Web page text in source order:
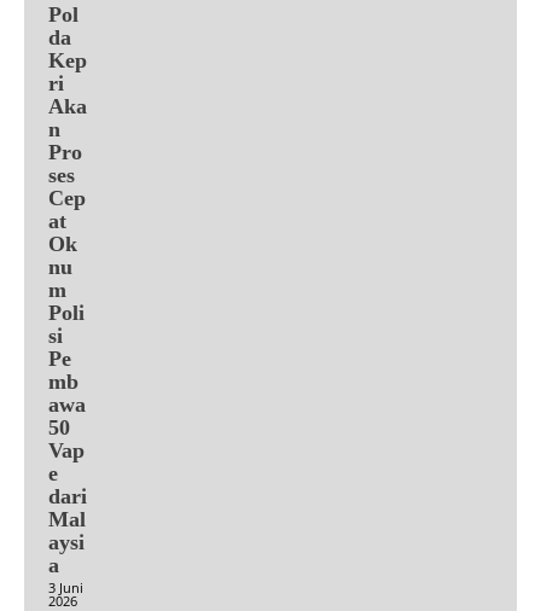
Pol
da
Kep
ri
Aka
n
Pro
ses
Cep
at
Ok
nu
m
Poli
si
Pe
mb
awa
50
Vap
e
dari
Mal
aysi
a
3 Juni
2026